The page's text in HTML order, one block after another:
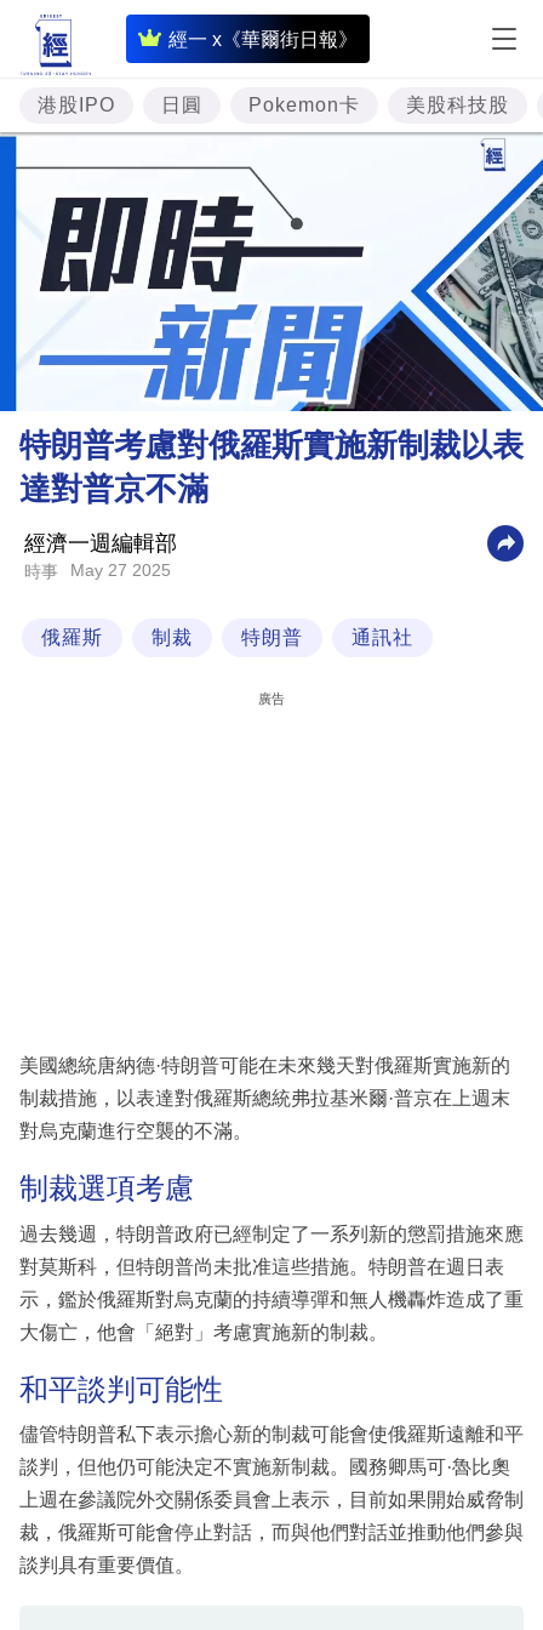
經一 x《華爾街日報》
即
時
財
經
專
題
投
資
樓
市
財
商
業
科
區
港股IPO 日圓 Pokemon卡 美股科技股
特朗普考慮對俄羅斯實施新制裁以表
達對普京不滿
經濟一週編輯部
時事 May 27 2025
俄羅斯 制裁 特朗普 通訊社
廣告
美國總統唐納德·特朗普可能在未來幾天對俄羅斯實施新的
制裁措施，以表達對俄羅斯總統弗拉基米爾·普京在上週末
對烏克蘭進行空襲的不滿。
制裁選項考慮
過去幾週，特朗普政府已經制定了一系列新的懲罰措施來應
對莫斯科，但特朗普尚未批准這些措施。特朗普在週日表
示，鑑於俄羅斯對烏克蘭的持續導彈和無人機轟炸造成了重
大傷亡，他會「絕對」考慮實施新的制裁。
和平談判可能性
儘管特朗普私下表示擔心新的制裁可能會使俄羅斯遠離和平
談判，但他仍可能決定不實施新制裁。國務卿馬可·魯比奧
上週在參議院外交關係委員會上表示，目前如果開始威脅制
裁，俄羅斯可能會停止對話，而與他們對話並推動他們參與
談判具有重要價值。